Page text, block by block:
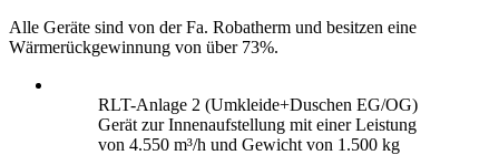
Alle Geräte sind von der Fa. Robatherm und besitzen eine
Wärmerückgewinnung von über 73%.
RLT-Anlage 2 (Umkleide+Duschen EG/OG)
Gerät zur Innenaufstellung mit einer Leistung
von 4.550 m³/h und Gewicht von 1.500 kg